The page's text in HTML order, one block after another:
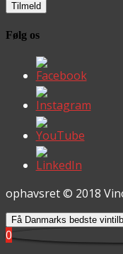
Følg os
ophavsret © 2018
Få Danmarks bedste
0